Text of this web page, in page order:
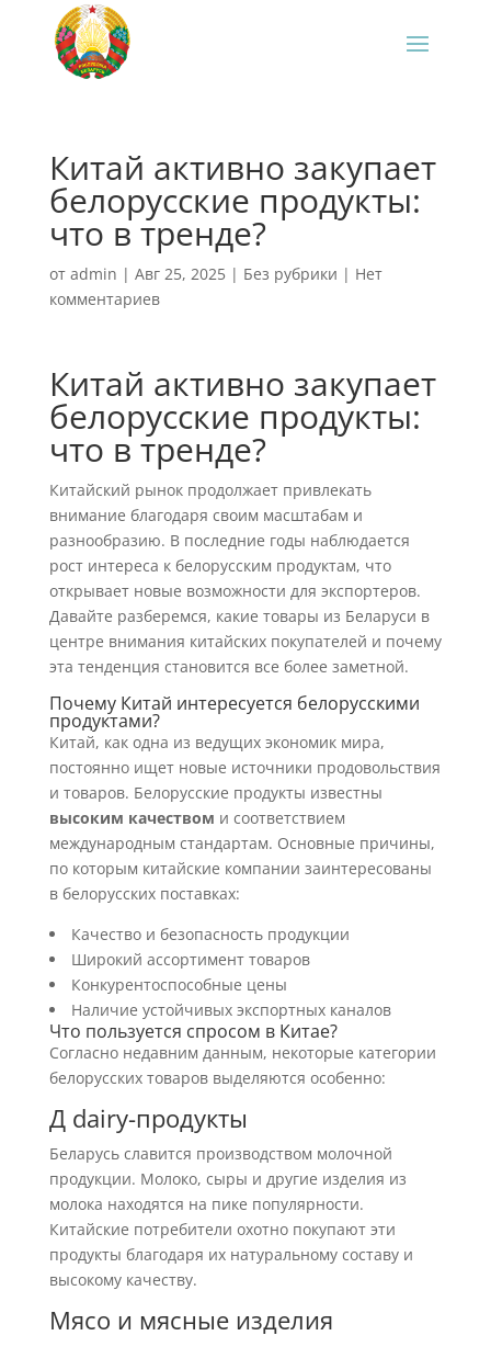
Китай активно закупает
белорусские продукты:
что в тренде?
от admin | Авг 25, 2025| Без рубрики | Нет
комментариев
Китай активно закупает
белорусские продукты:
что в тренде?
Китайский рынок продолжает привлекать
внимание благодаря своим масштабам и
разнообразию. В последние годы наблюдается
рост интереса к белорусским продуктам, что
открывает новые возможности для экспортеров.
Давайте разберемся, какие товары из Беларуси в
центре внимания китайских покупателей и почему
эта тенденция становится все более заметной.
Почему Китай интересуется белорусскими
продуктами?
Китай, как одна из ведущих экономик мира,
постоянно ищет новые источники продовольствия
и товаров. Белорусские продукты известны
высоким качеством и соответствием
международным стандартам. Основные причины,
по которым китайские компании заинтересованы
в белорусских поставках:
Качество и безопасность продукции
Широкий ассортимент товаров
Конкурентоспособные цены
Наличие устойчивых экспортных каналов
Что пользуется спросом в Китае?
Согласно недавним данным, некоторые категории
белорусских товаров выделяются особенно:
Д dairy-продукты
Беларусь славится производством молочной
продукции. Молоко, сыры и другие изделия из
молока находятся на пике популярности.
Китайские потребители охотно покупают эти
продукты благодаря их натуральному составу и
высокому качеству.
Мясо и мясные изделия